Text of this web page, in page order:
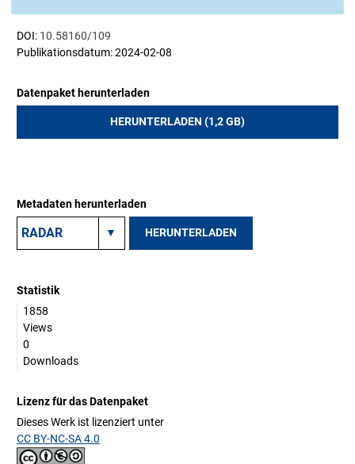
DOI: 10.58160/109
Publikationsdatum: 2024-02-08
Datenpaket herunterladen
HERUNTERLADEN (1,2 GB)
Metadaten herunterladen
HERUNTERLADEN
Statistik
1858
Views
0
Downloads
Lizenz für das Datenpaket
Dieses Werk ist lizenziert unter
CC BY-NC-SA 4.0